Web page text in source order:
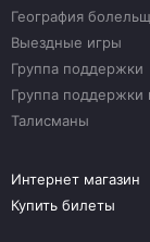
География
Выездные игры
Группа поддержки
Группа поддержки
Талисманы
Интернет магазин
Купить билеты